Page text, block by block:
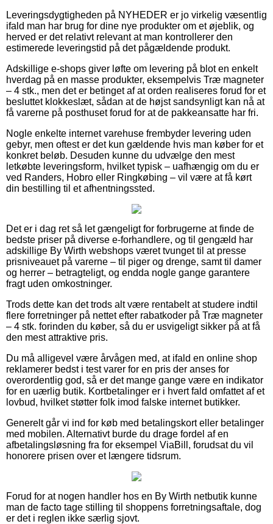
Leveringsdygtigheden på NYHEDER er jo virkelig væsentlig
ifald man har brug for dine nye produkter om et øjeblik, og
herved er det relativt relevant at man kontrollerer den
estimerede leveringstid på det pågældende produkt.
Adskillige e-shops giver løfte om levering på blot en enkelt
hverdag på en masse produkter, eksempelvis Træ magneter
– 4 stk., men det er betinget af at orden realiseres forud for et
besluttet klokkeslæt, sådan at de højst sandsynligt kan nå at
få varerne på posthuset forud for at de pakkeansatte har fri.
Nogle enkelte internet varehuse frembyder levering uden
gebyr, men oftest er det kun gældende hvis man køber for et
konkret beløb. Desuden kunne du udvælge den mest
letkøbte leveringsform, hvilket typisk – uafhængig om du er
ved Randers, Hobro eller Ringkøbing – vil være at få kørt
din bestilling til et afhentningssted.
Det er i dag ret så let gængeligt for forbrugerne at finde de
bedste priser på diverse e-forhandlere, og til gengæld har
adskillige By Wirth webshops været tvunget til at presse
prisniveauet på varerne – til piger og drenge, samt til damer
og herrer – betragteligt, og endda nogle gange garantere
fragt uden omkostninger.
Trods dette kan det trods alt være rentabelt at studere indtil
flere forretninger på nettet efter rabatkoder på Træ magneter
– 4 stk. forinden du køber, så du er usvigeligt sikker på at få
den mest attraktive pris.
Du må alligevel være årvågen med, at ifald en online shop
reklamerer bedst i test varer for en pris der anses for
overordentlig god, så er det mange gange være en indikator
for en uærlig butik. Kortbetalinger er i hvert fald omfattet af et
lovbud, hvilket støtter folk imod falske internet butikker.
Generelt går vi ind for køb med betalingskort eller betalinger
med mobilen. Alternativt burde du drage fordel af en
afbetalingsløsning fra for eksempel ViaBill, forudsat du vil
honorere prisen over et længere tidsrum.
Forud for at nogen handler hos en By Wirth netbutik kunne
man de facto tage stilling til shoppens forretningsaftale, dog
er det i reglen ikke særlig sjovt.